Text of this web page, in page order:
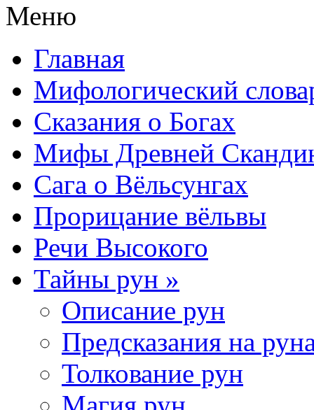
Меню
Главная
Мифологический
Сказания о Богах
Мифы Древней
Сага о Вёльсунгах
Прорицание вёльвы
Речи Высокого
Тайны рун »
Описание рун
Предсказания на
Толкование рун